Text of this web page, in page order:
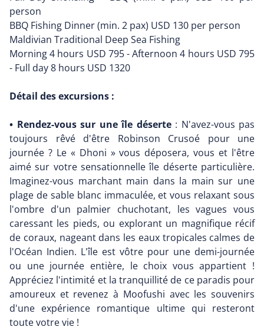
person
BBQ Fishing Dinner (min. 2 pax) USD 130 per person
Maldivian Traditional Deep Sea Fishing
Morning 4 hours USD 795 - Afternoon 4 hours USD 795
- Full day 8 hours USD 1320
Détail des excursions :
• Rendez-vous sur une île déserte : N'avez-vous pas
toujours rêvé d'être Robinson Crusoé pour une
journée ? Le « Dhoni » vous déposera, vous et l'être
aimé sur votre sensationnelle île déserte particulière.
Imaginez-vous marchant main dans la main sur une
plage de sable blanc immaculée, et vous relaxant sous
l'ombre d'un palmier chuchotant, les vagues vous
caressant les pieds, ou explorant un magnifique récif
de coraux, nageant dans les eaux tropicales calmes de
l'Océan Indien. L'île est vôtre pour une demi-journée
ou une journée entière, le choix vous appartient !
Appréciez l'intimité et la tranquillité de ce paradis pour
amoureux et revenez à Moofushi avec les souvenirs
d'une expérience romantique ultime qui resteront
toute votre vie !